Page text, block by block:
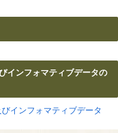
インフォマティブデータの
インフォマティブデータ